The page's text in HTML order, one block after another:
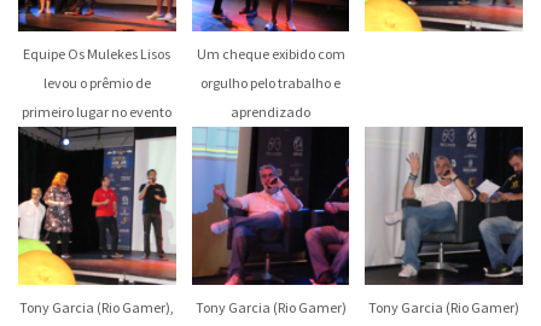
Equipe Os Mulekes Lisos
levou o prêmio de
primeiro lugar no evento
Um cheque exibido com
orgulho pelo trabalho e
aprendizado
Tony Garcia (Rio Gamer),
Tony Garcia (Rio Gamer)
Tony Garcia (Rio Gamer)